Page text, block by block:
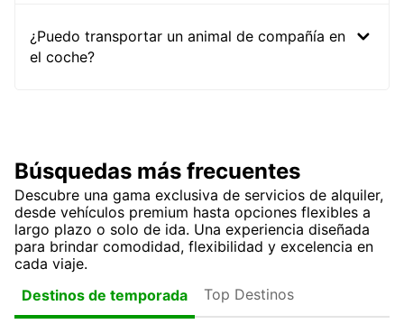
¿Puedo transportar un animal de compañía en
el coche?
Búsquedas más frecuentes
Descubre una gama exclusiva de servicios de alquiler,
desde vehículos premium hasta opciones flexibles a
largo plazo o solo de ida. Una experiencia diseñada
para brindar comodidad, flexibilidad y excelencia en
cada viaje.
Destinos de temporada
Top Destinos